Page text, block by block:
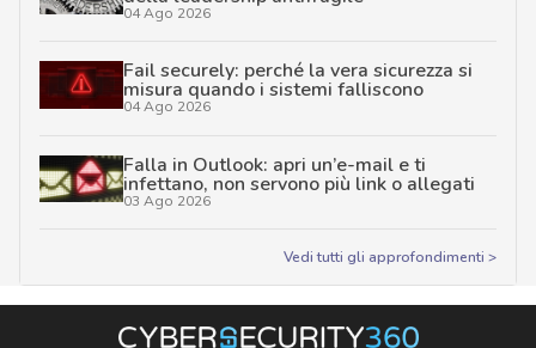
04 Ago 2026
Fail securely: perché la vera sicurezza si
misura quando i sistemi falliscono
04 Ago 2026
Falla in Outlook: apri un’e-mail e ti
infettano, non servono più link o allegati
03 Ago 2026
Vedi tutti gli approfondimenti >